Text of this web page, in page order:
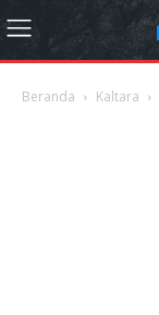
Beranda Kaltara